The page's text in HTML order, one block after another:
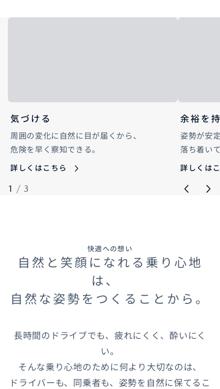
気づける
周囲の変化に自然に目が届くから、
危険を早く察知できる。
詳しくはこちら
余裕を
姿勢が安
落ち着い
詳しくは
1 / 3
快適への想い
自然と笑顔になれる乗り心地
は、
自然な姿勢をつくることから。
長時間のドライブでも、疲れにくく、酔いにく
い。
そんな乗り心地のために何より大切なのは、
ドライバーも、同乗者も、姿勢を自然に保てるこ